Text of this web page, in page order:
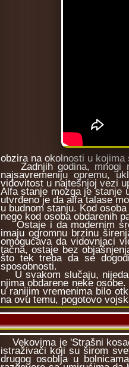
obzira na okolnosti u
Zadnjih godina, mnogi
najsavremeniju opremu,
vidovitost u najtešnjoj vezi
Alfa stanje mozga je stanje
utvrđeno je da alfa talase
u budnom stanju. Kod
nego kod osoba obdarenih
Ostaje i da modernim
imaju ogromnu brzinu
omogućava da vidovnjaci
tačna, ostaje bez
što tek treba da se
sposobnosti.
U svakom slučaju,
njima obdarene neke
u ranijim vremenima bilo
na ovu temu, pogotovo
Vekovima je 'Strašni
istraživači koji su širom
drugog osoblja u